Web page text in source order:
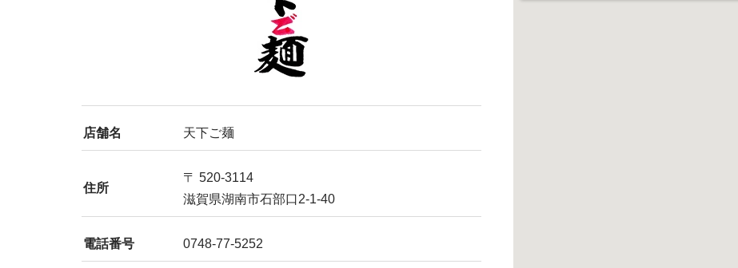
店舗名 天下ご麺
住所
〒 520-3114
滋賀県湖南市石部口2-1-40
電話番号 0748-77-5252